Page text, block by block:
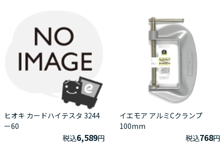
ヒオキ カードハイテスタ 3244
ー60
税込6,589円
イエモア アルミCクランプ
100mm
税込768円